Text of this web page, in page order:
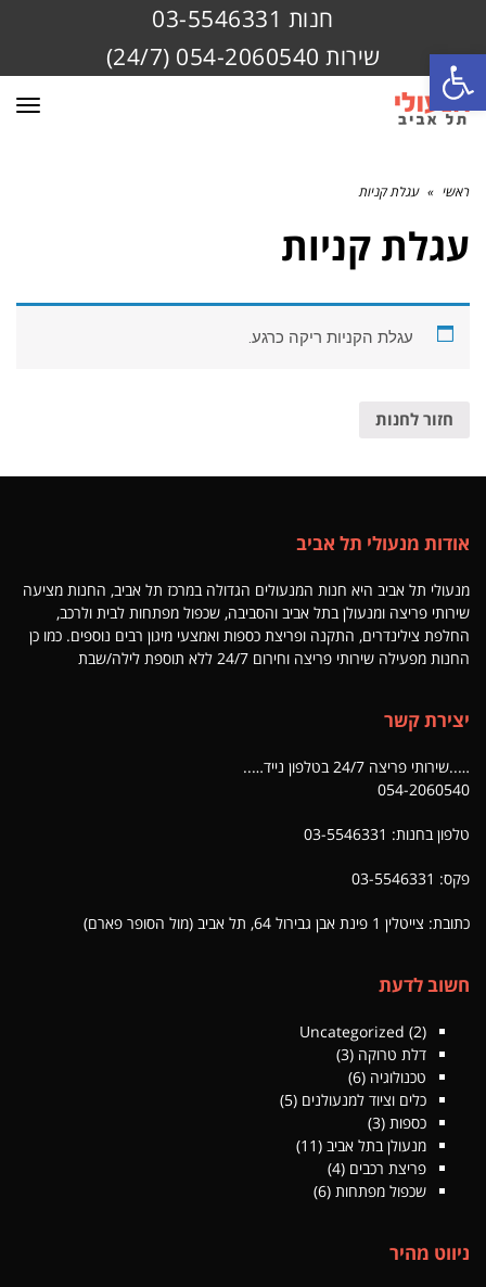
פתח סרגל נגישות
חנות 03-5546331
שירות 054-2060540 (24/7)
ראשי » עגלת קניות
עגלת קניות
עגלת הקניות ריקה כרגע.
חזור לחנות
אודות מנעולי תל אביב
מנעולי תל אביב היא חנות המנעולים הגדולה במרכז תל אביב, החנות מציעה
שירותי פריצה ומנעולן בתל אביב והסביבה, שכפול מפתחות לבית ולרכב,
החלפת צילינדרים, התקנה ופריצת כספות ואמצעי מיגון רבים נוספים. כמו כן
החנות מפעילה שירותי פריצה וחירום 24/7 ללא תוספת לילה/שבת
יצירת קשר
…..שירותי פריצה 24/7 בטלפון נייד…..
054-2060540
טלפון בחנות: 03-5546331
פקס: 03-5546331
כתובת: צייטלין 1 פינת אבן גבירול 64, תל אביב (מול הסופר פארם)
חשוב לדעת
Uncategorized (2)
דלת טרוקה (3)
טכנולוגיה (6)
כלים וציוד למנעולנים (5)
כספות (3)
מנעולן בתל אביב (11)
פריצת רכבים (4)
שכפול מפתחות (6)
ניווט מהיר